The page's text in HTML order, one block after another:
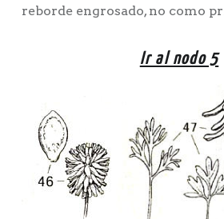
reborde engrosado, no como
Ir al nodo 5